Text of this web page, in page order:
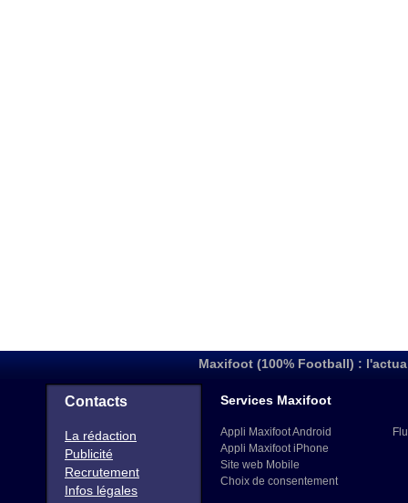
Maxifoot (100% Football) :
Contacts
La rédaction
Publicité
Recrutement
Infos légales
Services Maxifoot
Appli Maxifoot Android
Appli Maxifoot iPhone
Site web Mobile
Choix de consentement